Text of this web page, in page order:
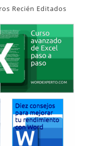
Recién Editados